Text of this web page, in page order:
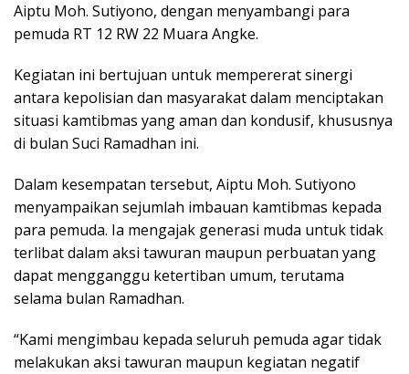
Aiptu Moh. Sutiyono, dengan menyambangi para
pemuda RT 12 RW 22 Muara Angke.
Kegiatan ini bertujuan untuk mempererat sinergi
antara kepolisian dan masyarakat dalam menciptakan
situasi kamtibmas yang aman dan kondusif, khususnya
di bulan Suci Ramadhan ini.
Dalam kesempatan tersebut, Aiptu Moh. Sutiyono
menyampaikan sejumlah imbauan kamtibmas kepada
para pemuda. Ia mengajak generasi muda untuk tidak
terlibat dalam aksi tawuran maupun perbuatan yang
dapat mengganggu ketertiban umum, terutama
selama bulan Ramadhan.
“Kami mengimbau kepada seluruh pemuda agar tidak
melakukan aksi tawuran maupun kegiatan negatif